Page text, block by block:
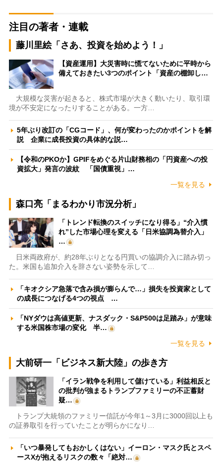
注目の著者・連載
藤川里絵「さあ、投資を始めよう！」
【資産運用】大災害時に慌てないために平時から
備えておきたい3つのポイント「資産の棚卸し…
大規模な災害が起きると、株式市場が大きく動いたり、取引環
境が不安定になったりすることがある。一方…
5年ぶり改訂の「CGコード」、何が変わったのかポイントを解
説 企業に成長投資の具体的な説…
【令和のPKOか】GPIFをめぐる片山財務相の「円資産への投
資拡大」発言の波紋 「国債重視」…
一覧を見る
森口亮「まるわかり市況分析」
「トレンド転換のスイッチになり得る」“介入慣
れ”した市場心理を変える「日米協調為替介入」
…
日米両政府が、約28年ぶりとなる円買いの協調介入に踏み切っ
た。米国も追加介入を辞さない姿勢を示して…
「キオクシア急落で含み損が膨らんで…」損失を投資家として
の成長につなげる4つの視点 …
「NYダウは高値更新、ナスダック・S&P500は足踏み」が意味
する米国株市場の変化 半…
一覧を見る
大前研一「ビジネス新大陸」の歩き方
「イラン戦争を利用して儲けている」利益相反と
の批判が強まるトランプファミリーの不正蓄財
疑…
トランプ大統領のファミリー信託が今年1～3月に3000回以上も
の証券取引を行っていたことが明らかになり…
「いつ暴発してもおかしくはない」イーロン・マスク氏とスペ
ースXが抱えるリスクの数々「絶対…